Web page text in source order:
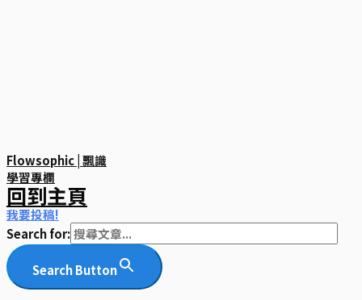
Flowsophic | 飄識
學習專欄
回到主頁
我要投稿!
Search for:
Search Button